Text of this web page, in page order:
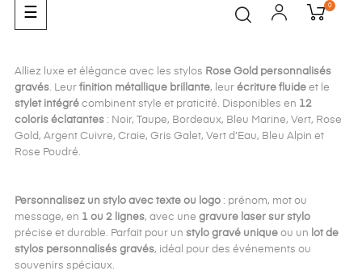
0
Basculer
la
☰
Alliez luxe et élégance avec les stylos Rose Gold personnalisés
gravés. Leur finition métallique brillante, leur écriture fluide et le
stylet intégré combinent style et praticité. Disponibles en 12
coloris éclatantes : Noir, Taupe, Bordeaux, Bleu Marine, Vert, Rose
Gold, Argent Cuivre, Craie, Gris Galet, Vert d’Eau, Bleu Alpin et
Rose Poudré.
Personnalisez un stylo avec texte ou logo : prénom, mot ou
message, en 1 ou 2 lignes, avec une gravure laser sur stylo
précise et durable. Parfait pour un stylo gravé unique ou un lot de
stylos personnalisés gravés, idéal pour des événements ou
souvenirs spéciaux.